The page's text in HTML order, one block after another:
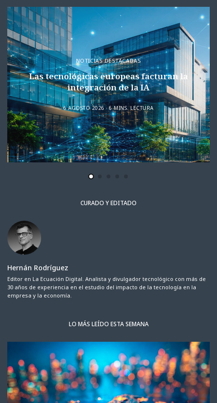
NOTICIAS DESTACADAS
Las tecnológicas europeas facturan la
integración de la IA
6 AGOSTO 2026 6 MINS. LECTURA
CURADO Y EDITADO
Hernán Rodríguez
Editor en La Ecuación Digital. Analista y divulgador tecnológico con más de
30 años de experiencia en el estudio del impacto de la tecnología en la
empresa y la economía.
LO MÁS LEÍDO ESTA SEMANA